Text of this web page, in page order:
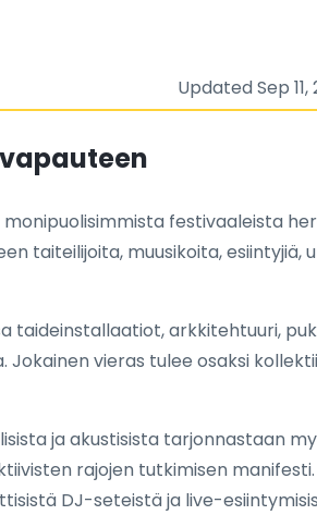
Updated Sep 11,
festivaaleista
taiteilijoita, muusikoita, esiintyjiä,
taideinstallaatiot, arkkitehtuuri,
Jokainen vieras tulee osaksi
ja akustisista tarjonnastaan
rajojen tutkimisen
DJ-seteistä ja live-